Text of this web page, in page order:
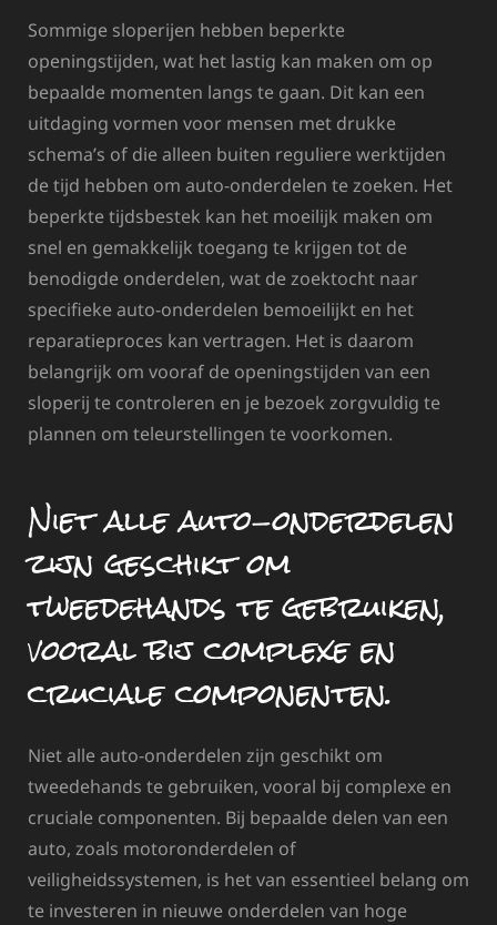
Sommige sloperijen hebben beperkte
openingstijden, wat het lastig kan maken om op
bepaalde momenten langs te gaan. Dit kan een
uitdaging vormen voor mensen met drukke
schema’s of die alleen buiten reguliere werktijden
de tijd hebben om auto-onderdelen te zoeken. Het
beperkte tijdsbestek kan het moeilijk maken om
snel en gemakkelijk toegang te krijgen tot de
benodigde onderdelen, wat de zoektocht naar
specifieke auto-onderdelen bemoeilijkt en het
reparatieproces kan vertragen. Het is daarom
belangrijk om vooraf de openingstijden van een
sloperij te controleren en je bezoek zorgvuldig te
plannen om teleurstellingen te voorkomen.
Niet alle auto-onderdelen
zijn geschikt om
tweedehands te gebruiken,
vooral bij complexe en
cruciale componenten.
Niet alle auto-onderdelen zijn geschikt om
tweedehands te gebruiken, vooral bij complexe en
cruciale componenten. Bij bepaalde delen van een
auto, zoals motoronderdelen of
veiligheidssystemen, is het van essentieel belang om
te investeren in nieuwe onderdelen van hoge